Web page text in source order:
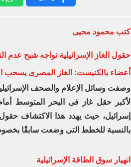
كتب محمود محيى
حقول الغاز الإسرائيلية تواجه شبح عدم
أعضاء بالكنيست: الغاز المصرى يسحب
وصفت وسائل الإعلام والصحف الإسرائيلية
لأكبر حقل غاز فى البحر المتوسط
إسرائيل، حيث يهدد هذا الاكتشاف حقول
بالنسبة للخطط التى وضعت سابقًا
انهيار سوق الطاقة الإسرائيلية